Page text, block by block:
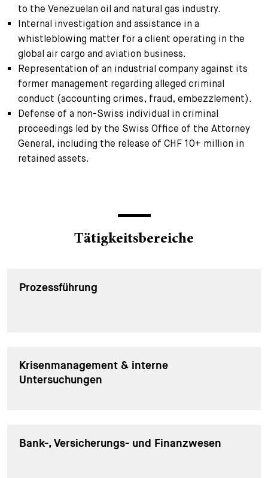
to the Venezuelan oil and natural gas industry.
Internal investigation and assistance in a
whistleblowing matter for a client operating in the
global air cargo and aviation business.
Representation of an industrial company against its
former management regarding alleged criminal
conduct (accounting crimes, fraud, embezzlement).
Defense of a non-Swiss individual in criminal
proceedings led by the Swiss Office of the Attorney
General, including the release of CHF 10+ million in
retained assets.
Tätigkeitsbereiche
Prozessführung
Krisenmanagement & interne
Untersuchungen
Bank-, Versicherungs- und Finanzwesen